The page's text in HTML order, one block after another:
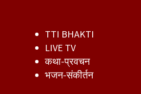
TTI BHAKTI
LIVE TV
कथा-प्रवचन
भजन-संकीर्तन